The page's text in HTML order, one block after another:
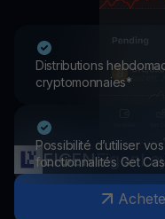
Distributions
cryptomonnaies*
Possibilité d’utiliser
fonctionnalités Get
EIGEN